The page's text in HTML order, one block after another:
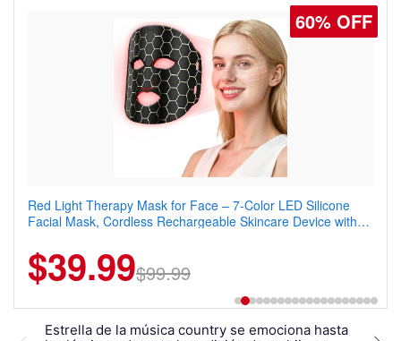
60% OFF
Red Light Therapy Mask for Face – 7-Color LED Silicone
Facial Mask, Cordless Rechargeable Skincare Device with
$39.99$99.99
77% OFF
Men's Slim Fit Polo Shirt – Quick Dry Moisture Wicking, High
Elasticity, Athletic Fit Polo for Golf, Tennis, Work & Casual
$6.99$29.99
Estrella de la música country se emociona hasta